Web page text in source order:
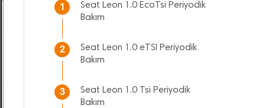
1
Seat Leon 1.0 EcoTsi Periyodik
Bakım
2
Seat Leon 1.0 eTSI Periyodik
Bakım
3
Seat Leon 1.0 Tsi Periyodik
Bakım